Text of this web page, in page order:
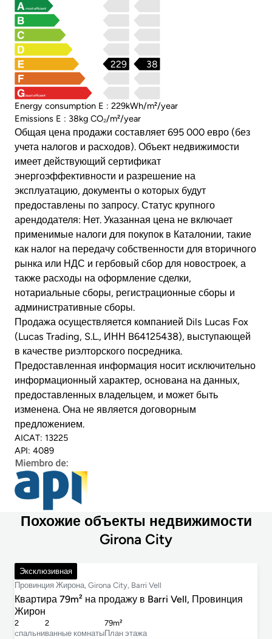
most efficient
least efficient
38
229
Energy consumption E : 229kWh/m²/year
Emissions E : 38kg CO₂/m²/year
Общая цена продажи составляет 695 000 евро (без
учета налогов и расходов). Объект недвижимости
имеет действующий сертификат
энергоэффективности и разрешение на
эксплуатацию, документы о которых будут
предоставлены по запросу. Статус крупного
арендодателя: Нет. Указанная цена не включает
применимые налоги для покупок в Каталонии, такие
как налог на передачу собственности для вторичного
рынка или НДС и гербовый сбор для новостроек, а
также расходы на оформление сделки,
нотариальные сборы, регистрационные сборы и
административные сборы.
Продажа осуществляется компанией Dils Lucas Fox
(Lucas Trading, S.L., ИНН B64125438), выступающей
в качестве риэлторского посредника.
Предоставленная информация носит исключительно
информационный характер, основана на данных,
предоставленных владельцем, и может быть
изменена. Она не является договорным
предложением.
AICAT: 13225
API: 4089
Похожие объекты недвижимости
Girona City
Эксклюзивная
635 000 €
Провинция Жирона, Girona City, Barri Vell
Квартира 79m² на продажу в Barri Vell, Провинция
Жирон
cпальни
2
ванные комнаты
2
План этажа
79m²